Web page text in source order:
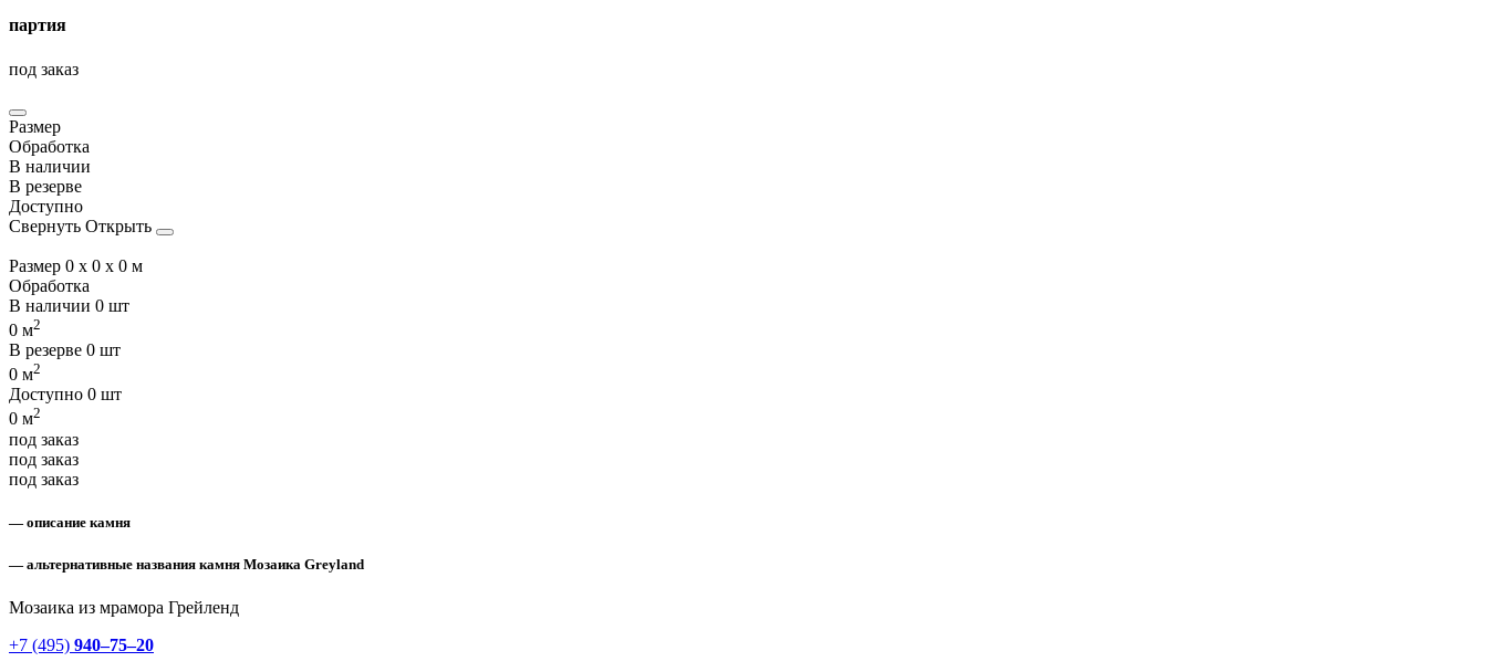
партия
под заказ
Размер
Обработка
В наличии
В резерве
Доступно
Свернуть Открыть
Размер 0 x 0 x 0 м
Обработка
В наличии 0 шт
0 м2
В резерве 0 шт
0 м2
Доступно 0 шт
0 м2
под заказ
под заказ
под заказ
— описание камня
— альтернативные названия камня Мозаика Greyland
Мозаика из мрамора Грейленд
+7 (495) 940–75–20